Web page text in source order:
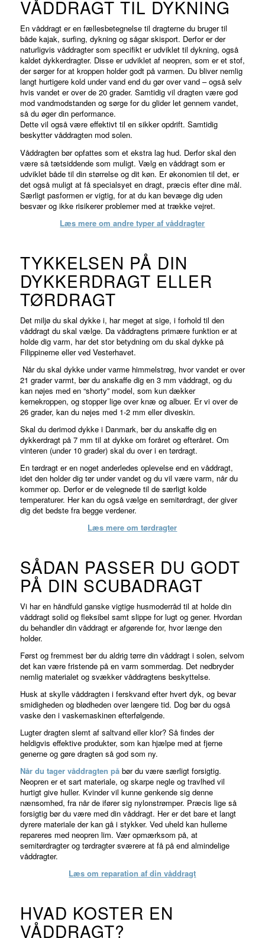
VÅDDRAGT TIL DYKNING
En våddragt er en fællesbetegnelse til dragterne du bruger til
både kajak, surfing, dykning og sågar skisport. Derfor er der
naturligvis våddragter som specifikt er udviklet til dykning, også
kaldet dykkerdragter. Disse er udviklet af neopren, som er et stof,
der sørger for at kroppen holder godt på varmen. Du bliver nemlig
langt hurtigere kold under vand end du gør over vand – også selv
hvis vandet er over de 20 grader. Samtidig vil dragten være god
mod vandmodstanden og sørge for du glider let gennem vandet,
så du øger din performance.
Dette vil også være effektivt til en sikker opdrift. Samtidig
beskytter våddragten mod solen.
Våddragten bør opfattes som et ekstra lag hud. Derfor skal den
være så tætsiddende som muligt. Vælg en våddragt som er
udviklet både til din størrelse og dit køn. Er økonomien til det, er
det også muligt at få specialsyet en dragt, præcis efter dine mål.
Særligt pasformen er vigtig, for at du kan bevæge dig uden
besvær og ikke risikerer problemer med at trække vejret.
Læs mere om andre typer af våddragter
TYKKELSEN PÅ DIN
DYKKERDRAGT ELLER
TØRDRAGT
Det miljø du skal dykke i, har meget at sige, i forhold til den
våddragt du skal vælge. Da våddragtens primære funktion er at
holde dig varm, har det stor betydning om du skal dykke på
Filippinerne eller ved Vesterhavet.
Når du skal dykke under varme himmelstrøg, hvor vandet er over
21 grader varmt, bør du anskaffe dig en 3 mm våddragt, og du
kan nøjes med en “shorty” model, som kun dækker
kernekroppen, og stopper lige over knæ og albuer. Er vi over de
26 grader, kan du nøjes med 1-2 mm eller diveskin.
Skal du derimod dykke i Danmark, bør du anskaffe dig en
dykkerdragt på 7 mm til at dykke om foråret og efteråret. Om
vinteren (under 10 grader) skal du over i en tørdragt.
En tørdragt er en noget anderledes oplevelse end en våddragt,
idet den holder dig tør under vandet og du vil være varm, når du
kommer op. Derfor er de velegnede til de særligt kolde
temperaturer. Her kan du også vælge en semitørdragt, der giver
dig det bedste fra begge verdener.
Læs mere om tørdragter
SÅDAN PASSER DU GODT
PÅ DIN SCUBADRAGT
Vi har en håndfuld ganske vigtige husmoderråd til at holde din
våddragt solid og fleksibel samt slippe for lugt og gener. Hvordan
du behandler din våddragt er afgørende for, hvor længe den
holder.
Først og fremmest bør du aldrig tørre din våddragt i solen, selvom
det kan være fristende på en varm sommerdag. Det nedbryder
nemlig materialet og svækker våddragtens beskyttelse.
Husk at skylle våddragten i ferskvand efter hvert dyk, og bevar
smidigheden og blødheden over længere tid. Dog bør du også
vaske den i vaskemaskinen efterfølgende.
Lugter dragten slemt af saltvand eller klor? Så findes der
heldigvis effektive produkter, som kan hjælpe med at fjerne
generne og gøre dragten så god som ny.
Når du tager våddragten påbør du være særligt forsigtig.
Neopren er et sart materiale, og skarpe negle og travlhed vil
hurtigt give huller. Kvinder vil kunne genkende sig denne
nænsomhed, fra når de ifører sig nylonstrømper. Præcis lige så
forsigtig bør du være med din våddragt. Her er det bare et langt
dyrere materiale der kan gå i stykker. Ved uheld kan hullerne
repareres med neopren lim. Vær opmærksom på, at
semitørdragter og tørdragter sværere at få på end almindelige
våddragter.
Læs om reparation af din våddragt
HVAD KOSTER EN
VÅDDRAGT?